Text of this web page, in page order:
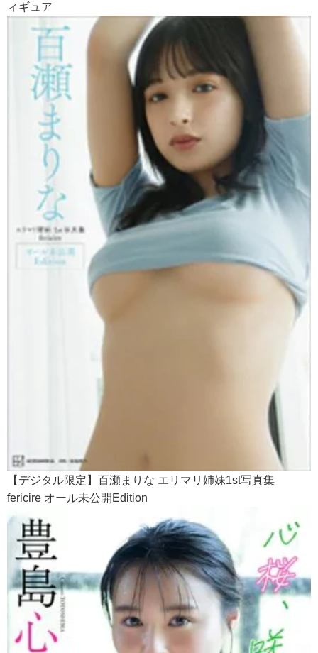
ィギュア
【デジタル限定】百瀬まりな エリマリ姉妹1st写真集
fericire オール未公開Edition